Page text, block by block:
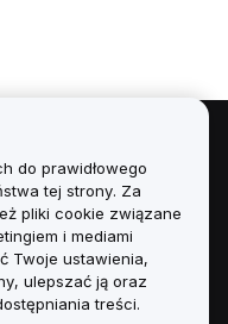
do prawidłowego
tej strony. Za
pliki cookie związane
i mediami
Twoje ustawienia,
ulepszać ją oraz
treści.